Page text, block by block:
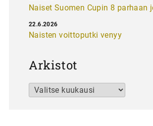
Naiset Suomen Cupin 8 parhaan
Naisten voittoputki venyy
22.6.2026
Arkistot
Arkistot